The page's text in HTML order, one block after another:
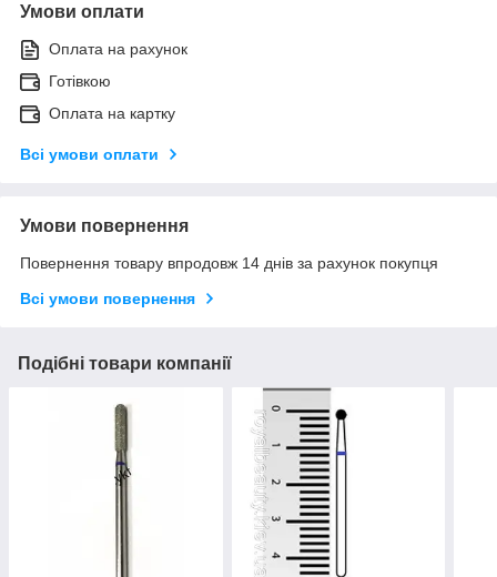
Умови оплати
Оплата на рахунок
Готівкою
Оплата на картку
Всі умови оплати
Умови повернення
Повернення товару впродовж 14 днів за рахунок покупця
Всі умови повернення
Подібні товари компанії